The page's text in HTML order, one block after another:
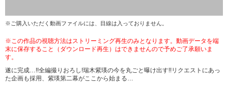
※ご購入いただく動画ファイルには、目線は入っておりません。
※この作品の視聴方法はストリーミング再生のみとなります。動画データを端
末に保存すること（ダウンロード再生）はできませんので予めご了承願いま
す。
遂に完成…!!全編撮りおろし!瑞木紫瑛の今を丸ごと曝け出す!!リクエストにあっ
た企画も採用、紫瑛第二幕がここから始まる…